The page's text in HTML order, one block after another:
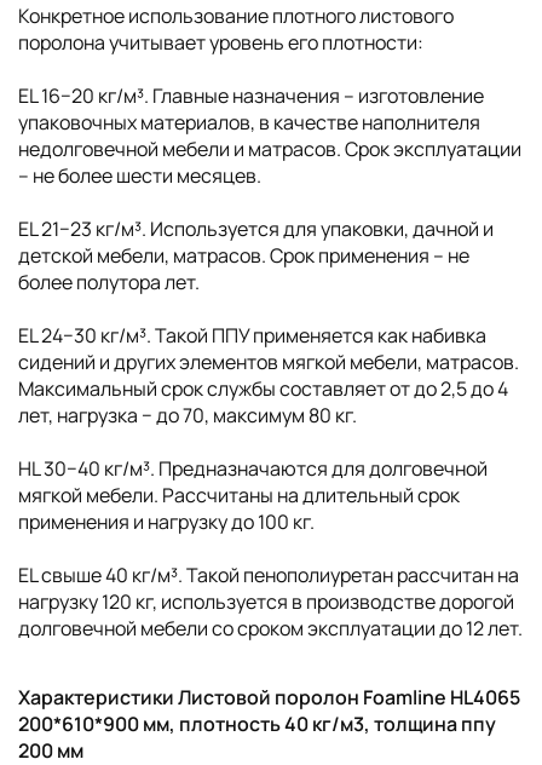
Конкретное использование плотного листового
поролона учитывает уровень его плотности:
EL 16−20 кг/м³. Главные назначения – изготовление
упаковочных материалов, в качестве наполнителя
недолговечной мебели и матрасов. Срок эксплуатации
– не более шести месяцев.
EL 21−23 кг/м³. Используется для упаковки, дачной и
детской мебели, матрасов. Срок применения – не
более полутора лет.
EL 24−30 кг/м³. Такой ППУ применяется как набивка
сидений и других элементов мягкой мебели, матрасов.
Максимальный срок службы составляет от до 2,5 до 4
лет, нагрузка − до 70, максимум 80 кг.
HL 30−40 кг/м³. Предназначаются для долговечной
мягкой мебели. Рассчитаны на длительный срок
применения и нагрузку до 100 кг.
EL свыше 40 кг/м³. Такой пенополиуретан рассчитан на
нагрузку 120 кг, используется в производстве дорогой
долговечной мебели со сроком эксплуатации до 12 лет.
Характеристики Листовой поролон Foamline HL4065
200*610*900 мм, плотность 40 кг/м3, толщина ппу
200 мм